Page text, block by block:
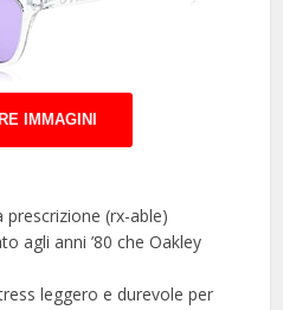
IMMAGINI
(rx-able)
agli anni ’80 che Oakley
leggero e durevole per